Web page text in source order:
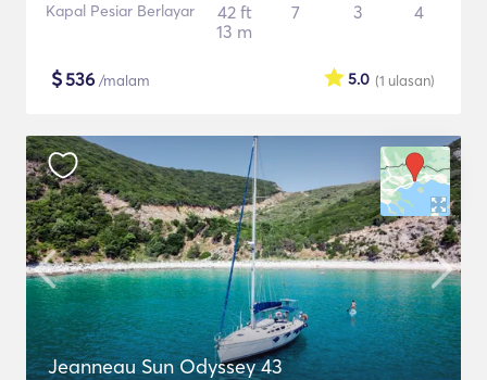
Kapal Pesiar Berlayar
42 ft
13 m
7 3 4
$536 /malam (1 ulasan)
5.0
Jeanneau Sun Odyssey 43